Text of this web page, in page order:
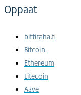
Oppaat
bittiraha.fi
Bitcoin
Ethereum
Litecoin
Aave